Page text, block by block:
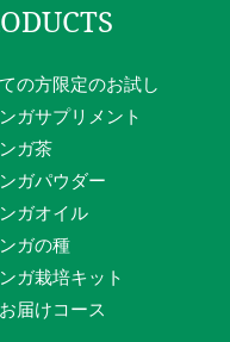
の方限定のお試し
ガサプリメント
ガ茶
ガパウダー
ガオイル
ガの種
ガ栽培キット
届けコース